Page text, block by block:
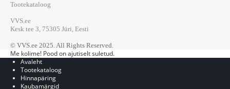
Tootekataloog
VVS.ee
Kesk tee 3, 75305 Jüri, Eesti
© VVS.ee 2025. All Rights Reserved.
Me kolime! Pood on ajutiselt suletud.
Avaleht
Tootekataloog
Hinnapäring
Kaubamärgid